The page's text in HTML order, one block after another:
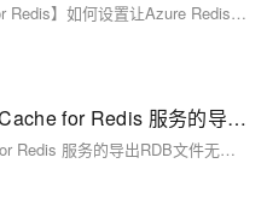
【Azure Redis 缓存 Azure Cache For Redis】如何设置让Azure Redis中的RDB文件暂留更久(如7天)
【Azure Redis 缓存】Azure Cache for Redis 服务的导出RDB文件无法在自建的Redis服务中导入
【Azure Redis 缓存】Azure Cache for Redis 服务的导出RDB文件无法在自建的Redis服务中导入